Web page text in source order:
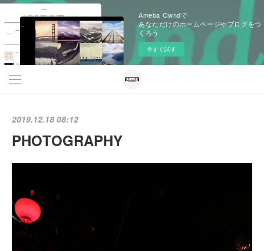
Ameba Owndで
あなただけのホームページやブログをつ
くろう
今すぐ試す
2019.12.18 08:12
PHOTOGRAPHY